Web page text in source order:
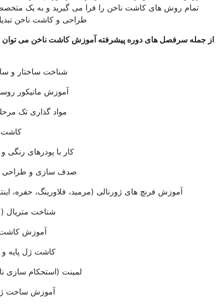
روش های کاشت ناخن را فرا می گیرید و به یک متخصص تمام عیار
طراحی و کاشت ناخن تبدیل می شوید.
های دوره پیشرفته آموزش کاشت ناخن می توان به موارد زیر
شناخت ساختار و ساختمان ناخن
آموزش مانیکور روسی با دستگاه
مواد گذاری تک مرحله ای با پودر
کاشت بی بی بومر
کار با پودرهای رنگی و گل برجسته
صدف سازی و طراحی ناخن با پودر
آموزش فرنچ های ژورنالی (مرمید، فلاورینگ، حفره، اینتریور دیزاین)
شناخت متریال (محتوای) ژل
آموزش کاشت ناخن با ژل
کاشت ژل پایه و ترمیم با ژل
لمینت (استحکام سازی ناخن طبیعی)
آموزش ساخت ژل و پلی ژل